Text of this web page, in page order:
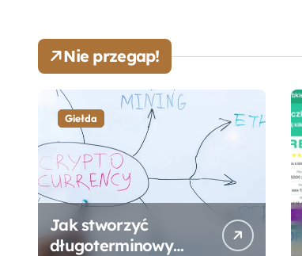
Nie przegap!
Giełda
Jak stworzyć
długoterminowy